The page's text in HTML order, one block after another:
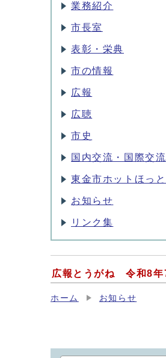
業務紹介
市長室
表彰・栄典
市の情報
広報
広聴
市史
国内交流・国際交流
東金市ホットほっ
お知らせ
リンク集
広報とうがね 令和8年
ホーム お知らせ